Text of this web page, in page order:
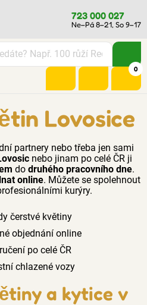
723 000 027
Ne–Pá 8–21, So 9–17
0
Lovosice
partnery nebo třeba jen sami
nebo jinam po celé ČR ji
do druhého pracovního dne.
online. Můžete se spolehnout
kurýry.
čerstvé květiny
objednání online
po celé ČR
chlazené vozy
a kytice v